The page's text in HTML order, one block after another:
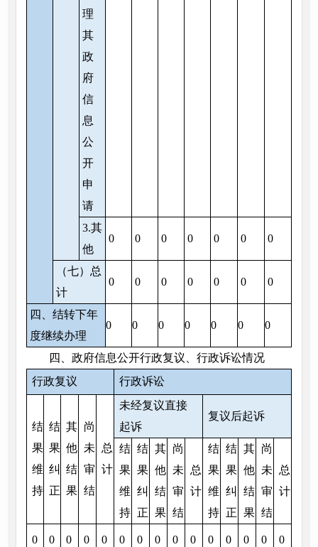
理
其
政
府
信
息
公
开
申
请
3.其
他
0 0 0 0 0 0 0
（七）总
计
0 0 0 0 0 0 0
四、结转下年
度继续办理
0 0 0 0 0 0 0
四、政府信息公开行政复议、行政诉讼情况
行政复议
行政诉讼
结
果
维
持
结
果
纠
正
其
他
结
果
尚
未
审
结
总
计
未经复议直接
起诉
复议后起诉
结
果
维
持
结
果
纠
正
其
他
结
果
尚
未
审
结
总
计
结
果
维
持
结
果
纠
正
其
他
结
果
尚
未
审
结
总
计
0 0 0 0 0 0 0 0 0 0 0 0 0 0 0